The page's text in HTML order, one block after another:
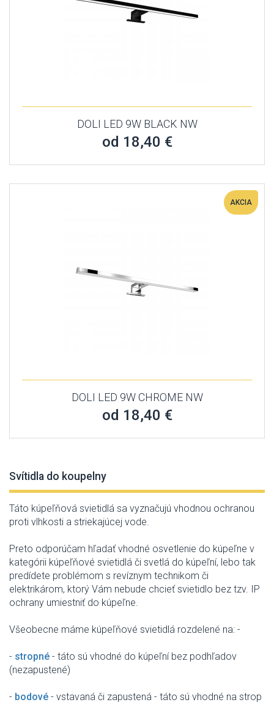
DOLI LED 9W BLACK NW
od 18,40 €
AKCIA
DOLI LED 9W CHROME NW
od 18,40 €
Svítidla do koupelny
Táto kúpeľňová svietidlá sa vyznačujú vhodnou ochranou
proti vlhkosti a striekajúcej vode.
Preto odporúčam hľadať vhodné osvetlenie do kúpeľne v
kategórii kúpeľňové svietidlá či svetlá do kúpeľní, lebo tak
predídete problémom s revíznym technikom či
elektrikárom, ktorý Vám nebude chcieť svietidlo bez tzv. IP
ochrany umiestniť do kúpeľne.
Všeobecne máme kúpeľňové svietidlá rozdelené na: -
- stropné - táto sú vhodné do kúpeľní bez podhľadov
(nezapustené)
- bodové - vstavaná či zapustená - táto sú vhodné na strop